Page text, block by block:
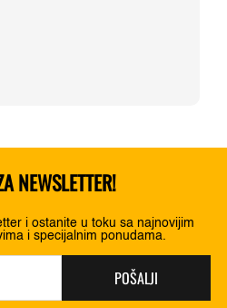
NEWSLETTER!
i ostanite u toku sa najnovijim
i specijalnim ponudama.
POŠALJI